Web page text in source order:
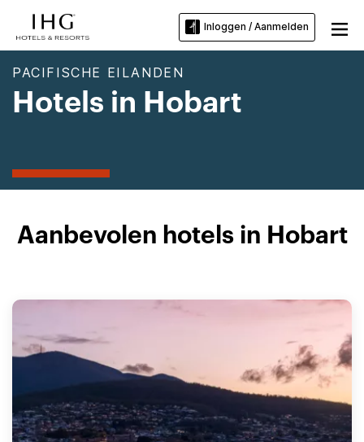
Inloggen / Aanmelden
PACIFISCHE EILANDEN
Hotels in Hobart
Aanbevolen hotels in Hobart